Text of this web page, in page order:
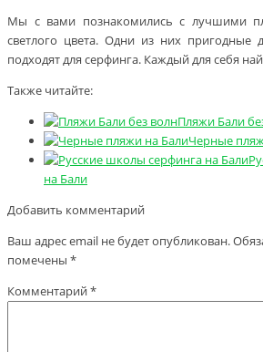
Мы с вами познакомились с лучшими
светлого цвета. Одни из них пригодные
подходят для серфинга. Каждый для себя
Также читайте:
Пляжи Бали
Черные
на Бали
Добавить комментарий
Ваш адрес email не будет опубликован.
помечены *
Комментарий*